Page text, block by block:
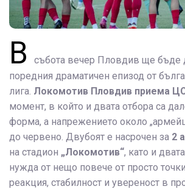
В
събота вечер Пловдив ще бъде
поредния драматичен епизод от
лига. Локомотив Пловдив приема
момент, в който и двата отбора са
форма, а напрежението около
до червено. Двубоят е насрочен за 2
на стадион „Локомотив“, като и
нужда от нещо повече от просто
реакция, стабилност и увереност в